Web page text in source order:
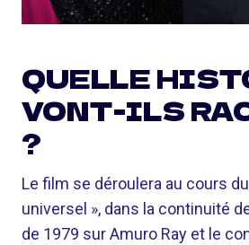
QUELLE
VONT-ILS
?
Le film se déroulera au cours
universel », dans la continuité
de 1979 sur Amuro Ray et le